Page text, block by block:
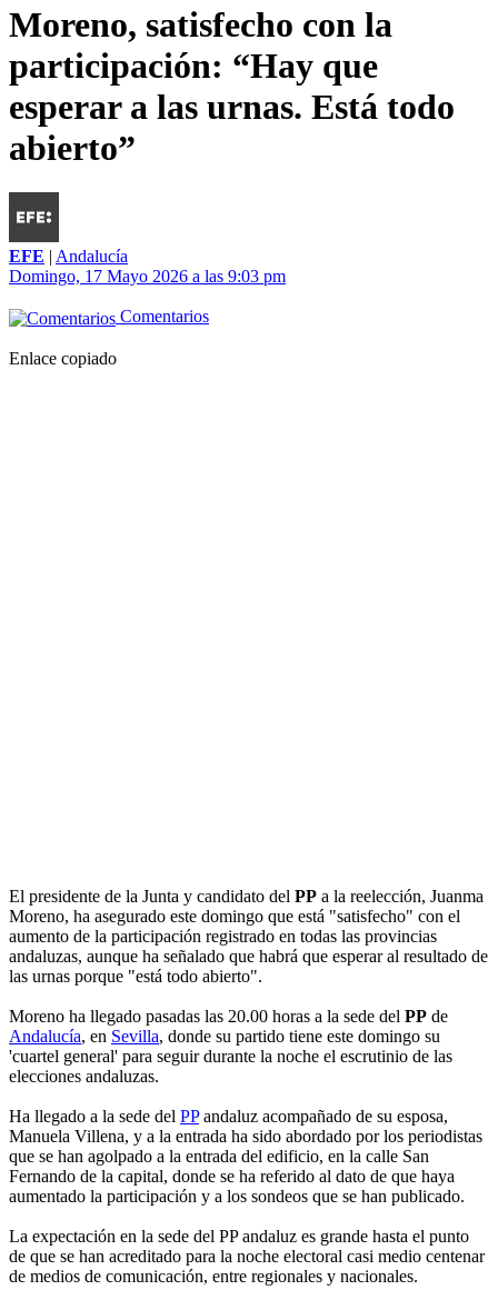
Moreno, satisfecho con la
participación: “Hay que
esperar a las urnas. Está todo
abierto”
EFE | Andalucía
Domingo, 17 Mayo 2026 a las 9:03 pm
Comentarios
Enlace copiado
El presidente de la Junta y candidato del PP a la reelección, Juanma
Moreno, ha asegurado este domingo que está "satisfecho" con el
aumento de la participación registrado en todas las provincias
andaluzas, aunque ha señalado que habrá que esperar al resultado de
las urnas porque "está todo abierto".
Moreno ha llegado pasadas las 20.00 horas a la sede del PP de
Andalucía, en Sevilla, donde su partido tiene este domingo su
'cuartel general' para seguir durante la noche el escrutinio de las
elecciones andaluzas.
Ha llegado a la sede del PPandaluz acompañado de su esposa,
Manuela Villena, y a la entrada ha sido abordado por los periodistas
que se han agolpado a la entrada del edificio, en la calle San
Fernando de la capital, donde se ha referido al dato de que haya
aumentado la participación y a los sondeos que se han publicado.
La expectación en la sede del PP andaluz es grande hasta el punto
de que se han acreditado para la noche electoral casi medio centenar
de medios de comunicación, entre regionales y nacionales.